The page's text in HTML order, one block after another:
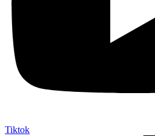
Tiktok